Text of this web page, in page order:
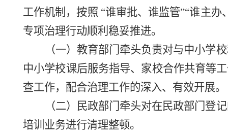
工作机制，按照 “谁审批、谁监管”“谁主
专项治理行动顺利稳妥推进。
（一） 教育部门牵头负责对与中小学校
中小学校课后服务指导、家校合作共育等
查工作，配合治理工作的深入、有效开展。
（二）
民政部门牵头对在民政部门登
培训业务进行清理整顿。